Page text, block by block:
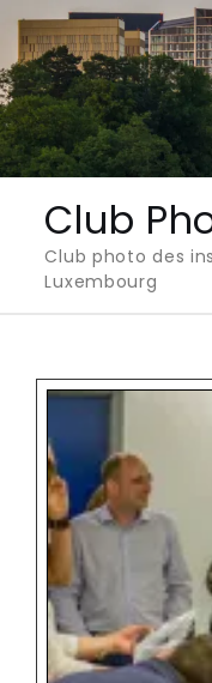
Skip
content
Club
Club photo des
Luxembourg